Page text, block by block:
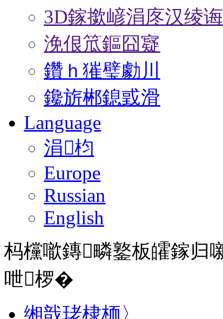
3D鎵撳嵃涓庝汉绫
浼佷笟鏂囧寲
鑽ｈ獕璧勮川
鑱旂郴鎴戜滑
Language
涓枃
Europe
Russian
English
杩欓噷鏄疄鐜板皬鎵归
呭椤�
缃戠珯棣栭〉